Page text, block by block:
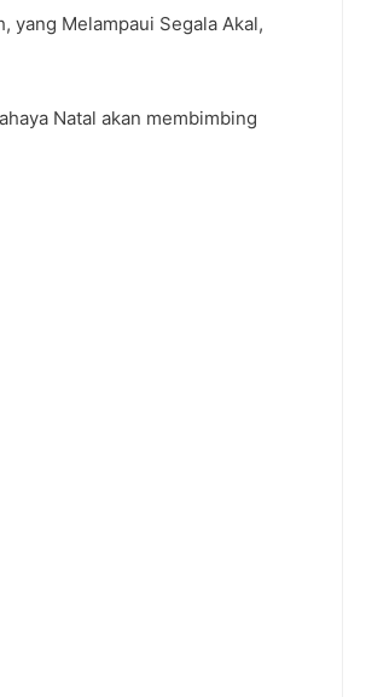
yang Melampaui Segala Akal,
Natal akan membimbing